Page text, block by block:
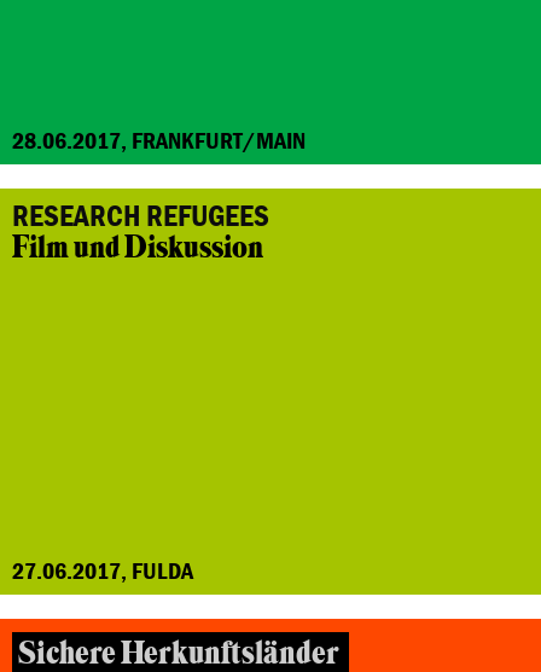
28.06.2017, FRANKFURT/MAIN
RESEARCH REFUGEES
Film und Diskussion
27.06.2017, FULDA
Sichere Herkunftsländer